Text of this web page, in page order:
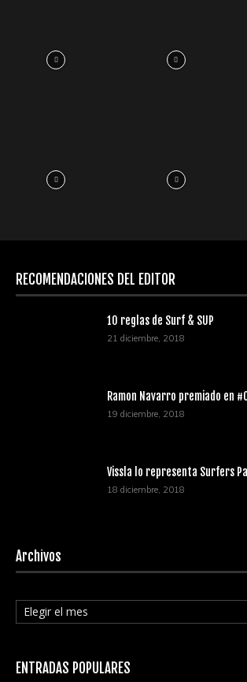
RECOMENDACIONES DEL EDITOR
10 reglas de Surf & SUP
21 diciembre, 2018
Ramon Navarro premiado en
19 diciembre, 2018
Vissla lo representa Surfers
18 diciembre, 2018
Archivos
Archivos
ENTRADAS POPULARES